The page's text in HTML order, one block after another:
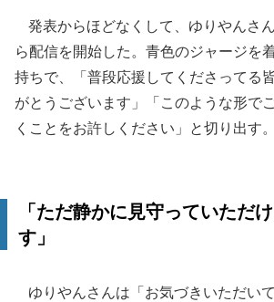
発表からほどなくして、ゆりやんさ
ら配信を開始した。青色のジャージを
持ちで、「普段応援してくださってる
がとうございます」「このような形で
くことをお許しください」と切り出す。
「ただ静かに見守っていただ
す」
ゆりやんさんは「お気づきいただい